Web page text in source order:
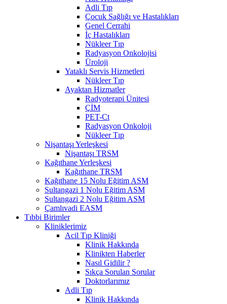
Adli Tıp
Çocuk Sağlığı ve Hastalıkları
Genel Cerrahi
İç Hastalıkları
Nükleer Tıp
Radyasyon Onkolojisi
Üroloji
Yataklı Servis Hizmetleri
Nükleer Tıp
Ayaktan Hizmatler
Radyoterapi Ünitesi
ÇİM
PET-Ct
Radyasyon Onkoloji
Nükleer Tıp
Nişantaşı Yerleşkesi
Nişantaşı TRSM
Kağıthane Yerleşkesi
Kağıthane TRSM
Kağıthane 15 Nolu Eğitim ASM
Sultangazi 1 Nolu Eğitim ASM
Sultangazi 2 Nolu Eğitim ASM
Çamlıvadi EASM
Tıbbi Birimler
Kliniklerimiz
Acil Tıp Kliniği
Klinik Hakkında
Klinikten Haberler
Nasıl Gidilir ?
Sıkça Sorulan Sorular
Doktorlarımız
Adli Tıp
Klinik Hakkında